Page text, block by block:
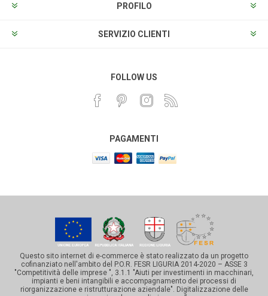
PROFILO
SERVIZIO CLIENTI
FOLLOW US
PAGAMENTI
Questo sito internet di e-commerce è stato realizzato da un progetto
cofinanziato nell'ambito del P.O.R. FESR LIGURIA 2014-2020 – ASSE 3
"Competitività delle imprese ", 3.1.1 "Aiuti per investimenti in macchinari,
impianti e beni intangibili e accompagnamento dei processi di
riorganizzazione e ristrutturazione aziendale". Digitalizzazione delle